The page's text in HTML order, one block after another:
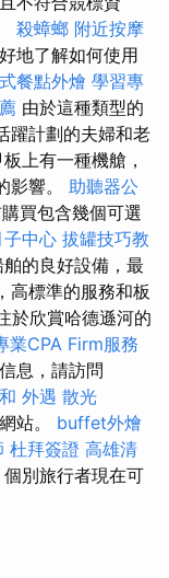
殺蟑螂 附近按摩
地了解如何使用
餐點外燴 學習專
由於這種類型的
躍計劃的夫婦和老
上有一種機艙，
影響。 助聽器公
買包含幾個可選
子中心 拔罐技巧教
的良好設備，最
高標準的服務和板
於欣賞哈德遜河的
業CPA Firm服務
息，請訪問
外遇 散光
站。 buffet外燴
杜拜簽證 高雄清
別旅行者現在可